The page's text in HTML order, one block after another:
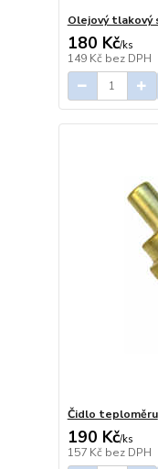
Olejový tlakový
180 Kč/ks
149 Kč bez DPH
Čidlo teploměru
190 Kč/ks
157 Kč bez DPH